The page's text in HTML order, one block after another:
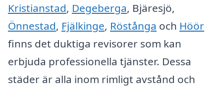
Kristianstad, Degeberga, Bjäresjö,
Önnestad, Fjälkinge, Röstånga och Höör
finns det duktiga revisorer som kan
erbjuda professionella tjänster. Dessa
städer är alla inom rimligt avstånd och